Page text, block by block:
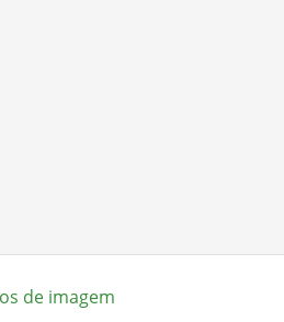
de imagem